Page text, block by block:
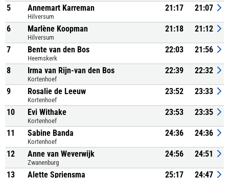
5 Annemart Karreman
Hilversum
21:17 21:07
6 Marlène Koopman
Hilversum
21:18 21:12
7 Bente van den Bos
Heemskerk
22:03 21:56
8 Irma van Rijn-van den Bos
Kortenhoef
22:39 22:32
9 Rosalie de Leeuw
Kortenhoef
23:52 23:33
10 Evi Withake
Kortenhoef
23:53 23:35
11 Sabine Banda
Kortenhoef
24:36 24:36
12 Anne van Weverwijk
Zwanenburg
24:56 24:51
13 Alette Spriensma 25:17 24:47